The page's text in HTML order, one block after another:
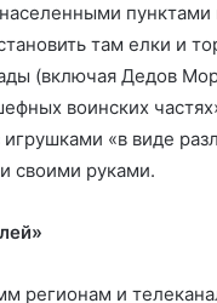
там елки и
(включая Дедов
воинских
«в виде
своими руками.
регионам и